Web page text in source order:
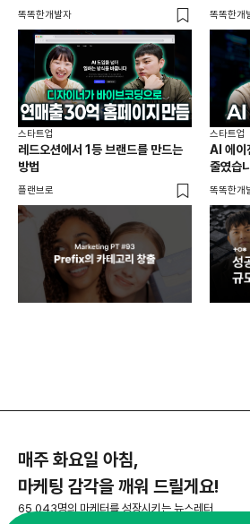
똑똑한개발자
제작기
똑똑한개
스타트업
레드오션에서 1등 브랜드를 만드는
방법
플랜브로
스타트업
AI 에이
줄였습
도입 전
똑똑한개
매주 화요일 아침,
마케팅 감각을 깨워 드릴게요!
65,043명의 마케터를 성장시키는 뉴스레터